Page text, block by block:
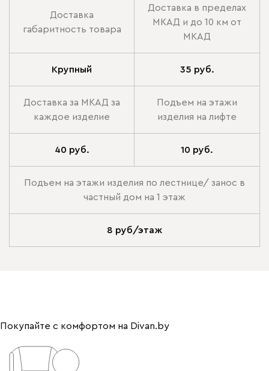
Доставка
габаритность товара
Доставка в пределах
МКАД и до 10 км от
МКАД
Крупный 35 руб.
Доставка за МКАД за
каждое изделие
Подъем на этажи
изделия на лифте
40 руб. 10 руб.
Подъем на этажи изделия по лестнице/ занос в
частный дом на 1 этаж
8 руб/этаж
Покупайте с комфортом на Divan.by